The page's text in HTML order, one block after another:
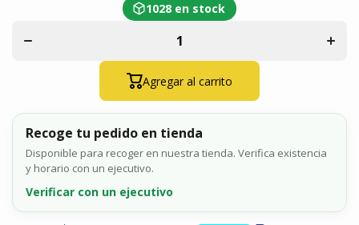
KV8X13WME1(B)
/ Frente de calle
1028 en stock
Agregar al carrito
Recoge tu pedido en tienda
Disponible para recoger en nuestra tienda. Verifica existencia
y horario con un ejecutivo.
Verificar con un ejecutivo